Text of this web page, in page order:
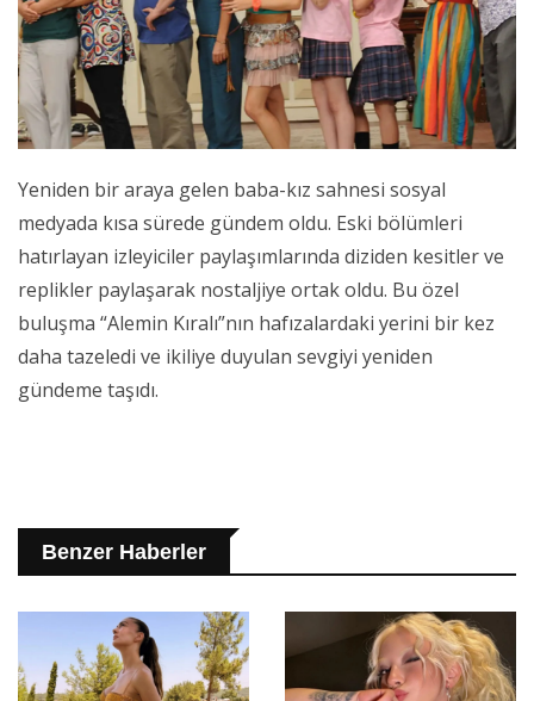
Yeniden bir araya gelen baba-kız sahnesi sosyal
medyada kısa sürede gündem oldu. Eski bölümleri
hatırlayan izleyiciler paylaşımlarında diziden kesitler ve
replikler paylaşarak nostaljiye ortak oldu. Bu özel
buluşma “Alemin Kıralı”nın hafızalardaki yerini bir kez
daha tazeledi ve ikiliye duyulan sevgiyi yeniden
gündeme taşıdı.
Benzer Haberler